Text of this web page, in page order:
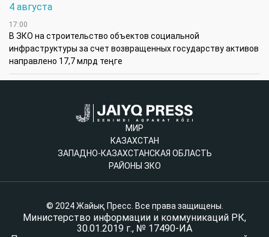
4 августа
17:00
В ЗКО на строительство объектов социальной
инфраструктуры за счет возвращенных государству активов
направлено 17,7 млрд теңге
МИР
КАЗАХСТАН
ЗАПАДНО-КАЗАХСТАНСКАЯ ОБЛАСТЬ
РАЙОНЫ ЗКО
© 2024 Жайық Пресс. Все права защищены.
Министерство информации и коммуникаций РК,
30.01.2019 г., № 17490-ИА